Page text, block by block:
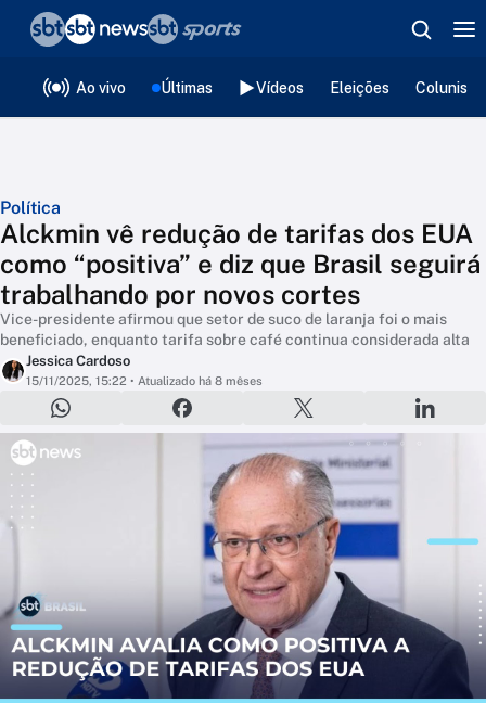
Ao vivo Últimas Vídeos Eleições
Política
Alckmin vê redução de tarifas dos EUA
como “positiva” e diz que Brasil seguirá
trabalhando por novos cortes
Vice-presidente afirmou que setor de suco de laranja foi o mais
beneficiado, enquanto tarifa sobre café continua considerada alta
Jessica Cardoso
15/11/2025, 15:22 • Atualizado há 8 mêses
❮voltar
Editorias